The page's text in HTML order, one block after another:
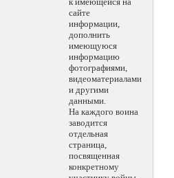
сайте
информации,
дополнить
имеющуюся
информацию
фотографиями,
видеоматериалами
и другими
данными.
На каждого воина
заводится
отдельная
страница,
посвященная
конкретному